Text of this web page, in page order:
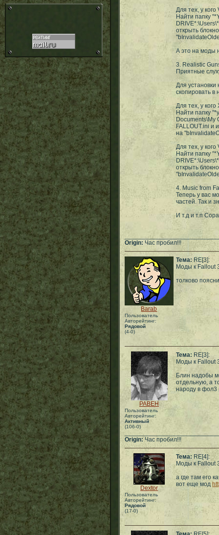
Для тех, у кого
Найти папку
открыть
А это на моды
3. Realistic
Приятные
Для установки
скопировать
Для тех, у кого
Найти папку
Documents\My
FALLOUT.ini и
на
Для тех, у кого
Найти папку
открыть
4. Music from
Теперь у вас
частей. Так и
И т.д и т.п
Origin: Час пробил!!!
Barab
Пользователь
Авторейтинг:
Рядовой
(4-0)
Тема:RE[3]:
Моды к Fallout
толково
PABEH
Пользователь
Авторейтинг:
Активный
(106-0)
Тема: RE[3]:
Моды к Fallout
Блин надобы
отдельную, а
народу в фол3
Origin:Час пробил!!!
Dextor
Пользователь
Авторейтинг:
Рядовой
(17-0)
Тема: RE[4]:
Моды к Fallout
а где там его
вот еще мод